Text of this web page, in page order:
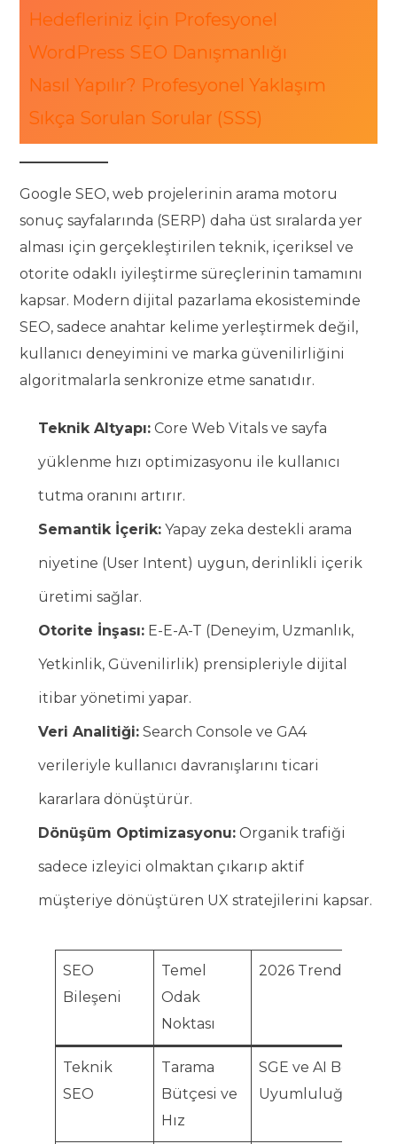
Hedefleriniz İçin Profesyonel
WordPress SEO Danışmanlığı
Nasıl Yapılır? Profesyonel Yaklaşım
Sıkça Sorulan Sorular (SSS)
Google SEO, web projelerinin arama motoru
sonuç sayfalarında (SERP) daha üst sıralarda yer
alması için gerçekleştirilen teknik, içeriksel ve
otorite odaklı iyileştirme süreçlerinin tamamını
kapsar. Modern dijital pazarlama ekosisteminde
SEO, sadece anahtar kelime yerleştirmek değil,
kullanıcı deneyimini ve marka güvenilirliğini
algoritmalarla senkronize etme sanatıdır.
Teknik Altyapı: Core Web Vitals ve sayfa
yüklenme hızı optimizasyonu ile kullanıcı
tutma oranını artırır.
Semantik İçerik: Yapay zeka destekli arama
niyetine (User Intent) uygun, derinlikli içerik
üretimi sağlar.
Otorite İnşası: E-E-A-T (Deneyim, Uzmanlık,
Yetkinlik, Güvenilirlik) prensipleriyle dijital
itibar yönetimi yapar.
Veri Analitiği: Search Console ve GA4
verileriyle kullanıcı davranışlarını ticari
kararlara dönüştürür.
Dönüşüm Optimizasyonu: Organik trafiği
sadece izleyici olmaktan çıkarıp aktif
müşteriye dönüştüren UX stratejilerini kapsar.
SEO
Bileşeni
Temel
Odak
Noktası
2026 Trendi
Teknik
SEO
Tarama
Bütçesi ve
Hız
SGE ve AI Bot
Uyumluluğu